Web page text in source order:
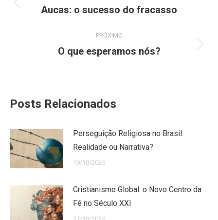
de
Post
Aucas: o sucesso do fracasso
PRÓXIMO
Próximo
O que esperamos nós?
Posts Relacionados
Perseguição Religiosa no Brasil:
Realidade ou Narrativa?
19/10/2025
Cristianismo Global: o Novo Centro da
Fé no Século XXI